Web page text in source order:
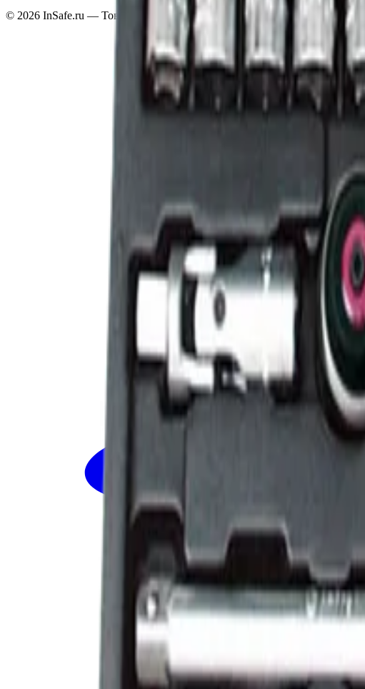
© 2026 InSafe.ru — Товары и технологии для автобизнеса